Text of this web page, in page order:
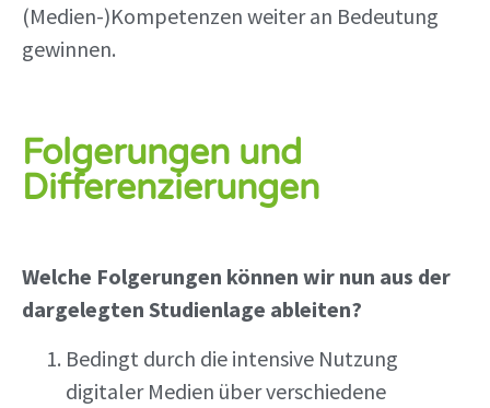
(Medien-)Kompetenzen weiter an Bedeutung
gewinnen.
Folgerungen und
Differenzierungen
Welche Folgerungen können wir nun aus der
dargelegten Studienlage ableiten?
Bedingt durch die intensive Nutzung
digitaler Medien über verschiedene